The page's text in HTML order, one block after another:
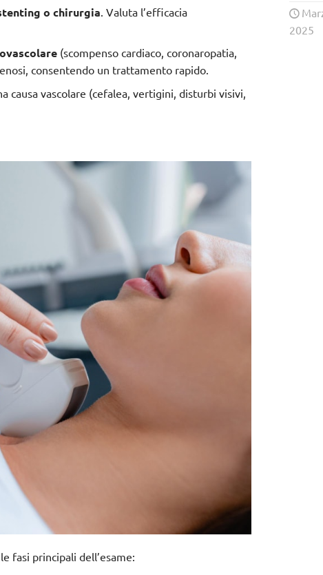
o chirurgia. Valuta l’efficacia
(scompenso cardiaco, coronaropatia,
consentendo un trattamento rapido.
causa vascolare (cefalea, vertigini, disturbi visivi,
fasi principali dell’esame:
2025